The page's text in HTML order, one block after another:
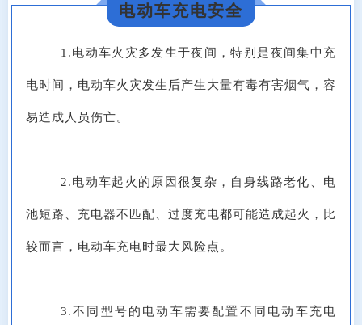
电动车充电安全
1.电动车火灾多发生于夜间，特别是夜间集中充
电时间，电动车火灾发生后产生大量有毒有害烟气，容
易造成人员伤亡。
2.电动车起火的原因很复杂，自身线路老化、电
池短路、充电器不匹配、过度充电都可能造成起火，比
较而言，电动车充电时最大风险点。
3.不同型号的电动车需要配置不同电动车充电